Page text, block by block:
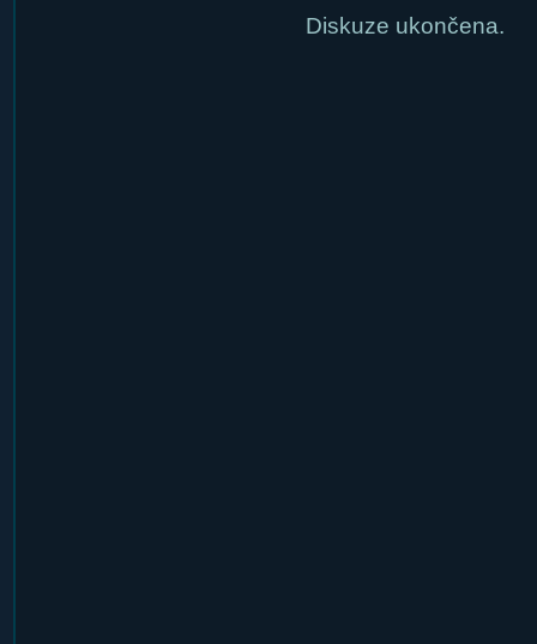
Diskuze ukončena.